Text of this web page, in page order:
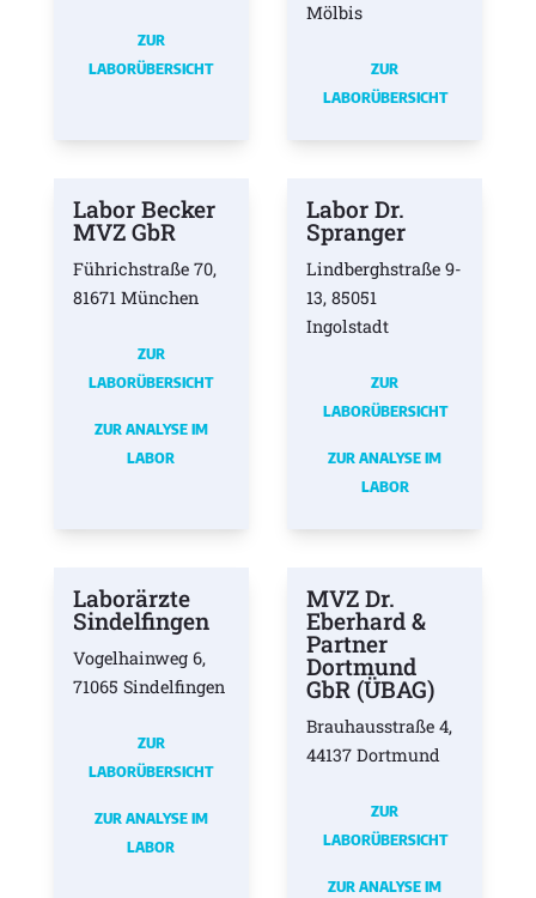
ZUR
LABORÜBERSICHT
Mölbis
ZUR
LABORÜBERSICHT
Labor Becker
MVZ GbR
Führichstraße 70,
81671 München
ZUR
LABORÜBERSICHT
ZUR ANALYSE IM
LABOR
Labor Dr.
Spranger
Lindberghstraße 9-
13, 85051
Ingolstadt
ZUR
LABORÜBERSICHT
ZUR ANALYSE IM
LABOR
Laborärzte
Sindelfingen
Vogelhainweg 6,
71065 Sindelfingen
ZUR
LABORÜBERSICHT
ZUR ANALYSE IM
LABOR
MVZ Dr.
Eberhard &
Partner
Dortmund
GbR (ÜBAG)
Brauhausstraße 4,
44137 Dortmund
ZUR
LABORÜBERSICHT
ZUR ANALYSE IM